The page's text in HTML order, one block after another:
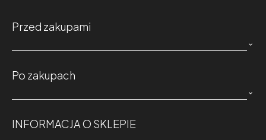
Przed zakupami

Po zakupach

INFORMACJA O SKLEPIE